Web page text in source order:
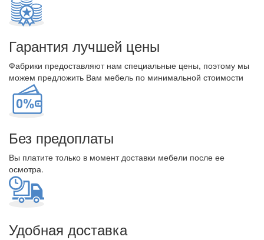
Гарантия лучшей цены
Фабрики предоставляют нам специальные цены, поэтому мы
можем предложить Вам мебель по минимальной стоимости
Без предоплаты
Вы платите только в момент доставки мебели после ее
осмотра.
Удобная доставка